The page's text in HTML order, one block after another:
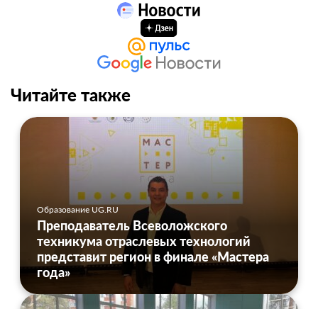
Читайте также
Образование UG.RU
Преподаватель Всеволожского
техникума отраслевых технологий
представит регион в финале «Мастера
года»